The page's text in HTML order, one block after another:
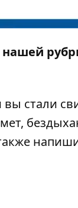
нашей
вы стали